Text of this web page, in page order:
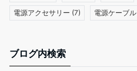
電源アクセサリー (7) 電源ケーブル
ブログ内検索